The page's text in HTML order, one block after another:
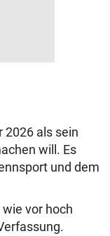
2026 als sein
will. Es
und dem
vor hoch